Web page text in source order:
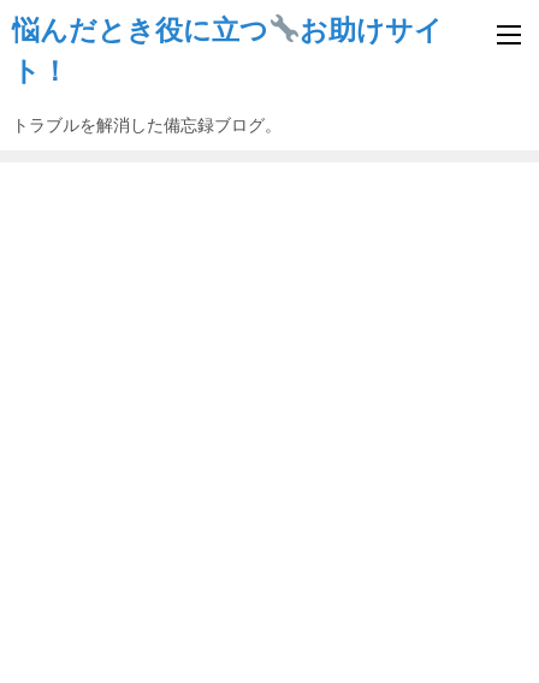
悩んだとき役に立つ
お助けサイ
ト！
トラブルを解消した備忘録ブログ。